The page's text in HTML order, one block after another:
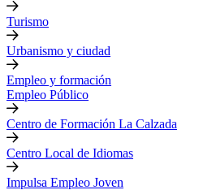
Turismo
Urbanismo y ciudad
Empleo y formación
Empleo Público
Centro de Formación La Calzada
Centro Local de Idiomas
Impulsa Empleo Joven